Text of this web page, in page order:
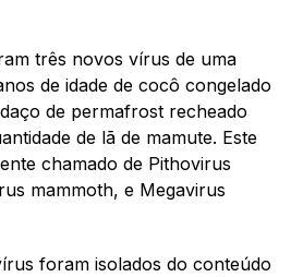
três novos vírus de uma
de idade de cocô congelado
de permafrost recheado
de lã de mamute. Este
chamado de Pithovirus
mammoth, e Megavirus
foram isolados do conteúdo